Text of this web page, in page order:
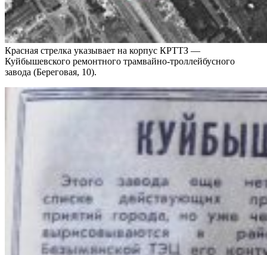
Красная стрелка указывает на корпус КРТТЗ —
Куйбышевского ремонтного трамвайно-троллейбусного
завода (Береговая, 10).